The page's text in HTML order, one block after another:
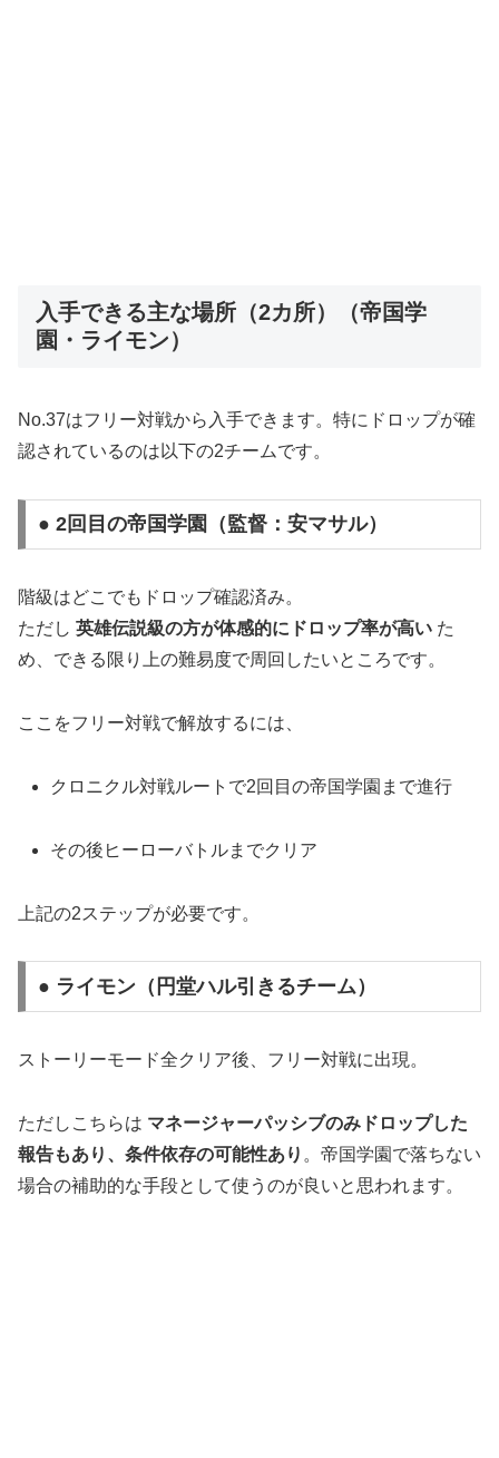
入手できる主な場所（2カ所）（帝国学
園・ライモン）
No.37はフリー対戦から入手できます。特にドロップが確
認されているのは以下の2チームです。
● 2回目の帝国学園（監督：安マサル）
階級はどこでもドロップ確認済み。
ただし 英雄伝説級の方が体感的にドロップ率が高い た
め、できる限り上の難易度で周回したいところです。
ここをフリー対戦で解放するには、
クロニクル対戦ルートで2回目の帝国学園まで進行
その後ヒーローバトルまでクリア
上記の2ステップが必要です。
● ライモン（円堂ハル引きるチーム）
ストーリーモード全クリア後、フリー対戦に出現。
ただしこちらは マネージャーパッシブのみドロップした
報告もあり、条件依存の可能性あり 。帝国学園で落ちない
場合の補助的な手段として使うのが良いと思われます。